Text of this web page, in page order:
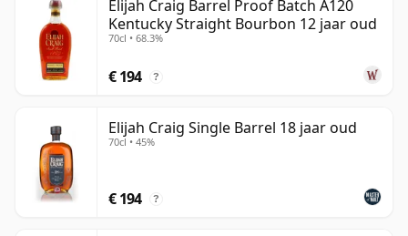
Elijah Craig Barrel Proof Batch A120
Kentucky Straight Bourbon 12 jaar oud
70cl • 68.3%
€ 194 ?
Elijah Craig Single Barrel 18 jaar oud
70cl • 45%
€ 194 ?